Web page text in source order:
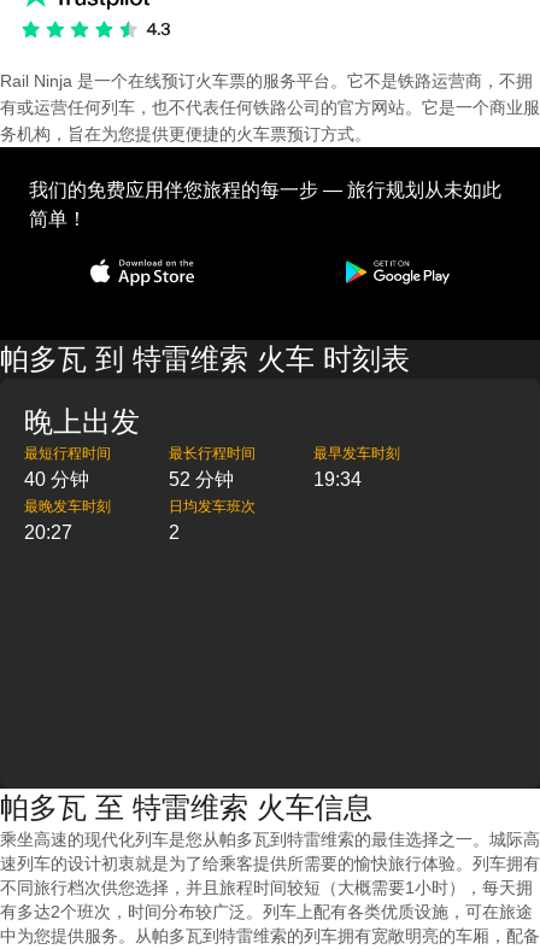
Rail Ninja 是一个在线预订火车票的服务平台。它不是铁路运营商，不拥
有或运营任何列车，也不代表任何铁路公司的官方网站。它是一个商业服
务机构，旨在为您提供更便捷的火车票预订方式。
我们的免费应用伴您旅程的每一步 — 旅行规划从未如此
简单！
帕多瓦 到 特雷维索 火车 时刻表
晚上出发
最短行程时间
40 分钟
最长行程时间
52 分钟
最早发车时刻
19:34
最晚发车时刻
20:27
日均发车班次
2
帕多瓦 至 特雷维索 火车信息
乘坐高速的现代化列车是您从帕多瓦到特雷维索的最佳选择之一。城际高
速列车的设计初衷就是为了给乘客提供所需要的愉快旅行体验。列车拥有
不同旅行档次供您选择，并且旅程时间较短（大概需要1小时），每天拥
有多达2个班次，时间分布较广泛。列车上配有各类优质设施，可在旅途
中为您提供服务。从帕多瓦到特雷维索的列车拥有宽敞明亮的车厢，配备